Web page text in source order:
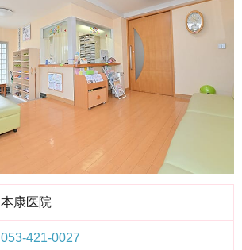
本康医院
053-421-0027